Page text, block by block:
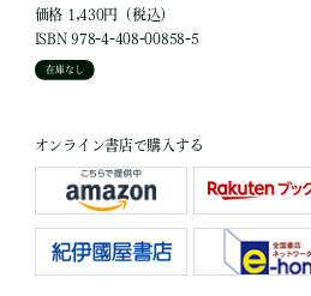
価格 1,430円（税込）
ISBN 978-4-408-00858-5
在庫なし
オンライン書店で購入する